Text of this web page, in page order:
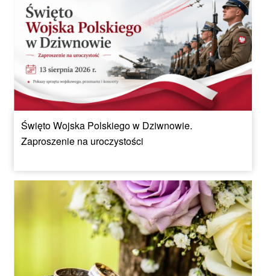
Święto Wojska Polskiego w Dziwnowie.
Zaproszenie na uroczystości